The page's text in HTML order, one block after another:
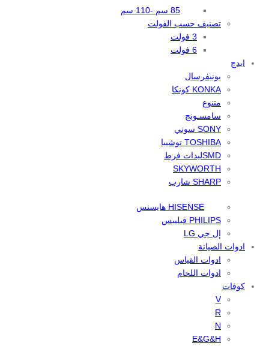
85 سم -110 سم
تصنيف حسب الفولت
3 فولت
6 فولت
ايدج
يونيفرسال
KONKA كونكا
متنوع
سامسـونج
SONY سوني
TOSHIBA توشيبا
SMDليدات فرط
SKYWORTH
SHARP شارب
HISENSE هايسنس
PHILIPS فيليبس
إل جي LG
ادوات الصيانة
ادوات القياس
ادوات اللحام
كوفات
V
R
N
E&G&H